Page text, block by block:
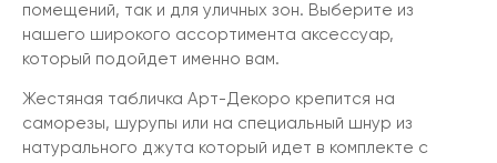
помещений, так и для уличных зон. Выберите из
нашего широкого ассортимента аксессуар,
который подойдет именно вам.
Жестяная табличка Арт-Декоро крепится на
саморезы, шурупы или на специальный шнур из
натурального джута который идет в комплекте с